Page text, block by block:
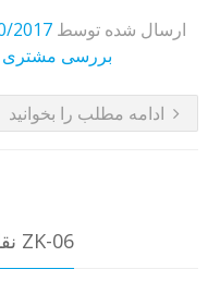
ارسال شده توسط2017
6 بررسی مشتری
ادامه مطلب را بخوانید
نقاله پودر خلاء با پمپ هوا گرداب ZK-06